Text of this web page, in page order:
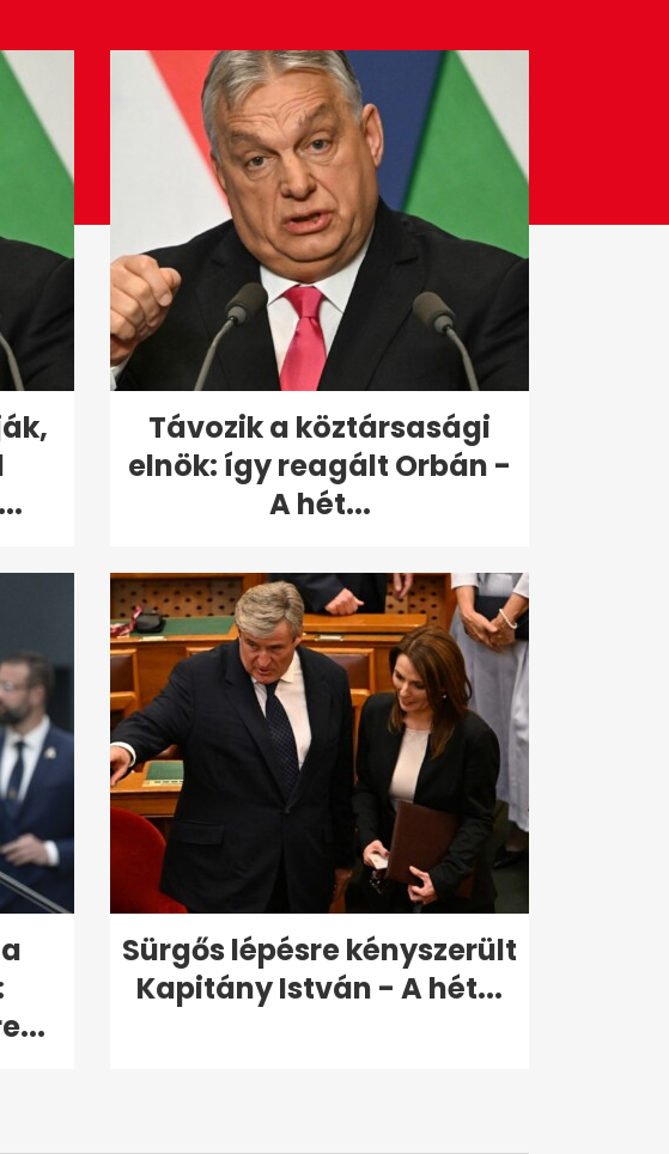
Távozik a köztársasági
elnök: így reagált Orbán -
A hét...
Sürgős lépésre kényszerült
Kapitány István - A hét...